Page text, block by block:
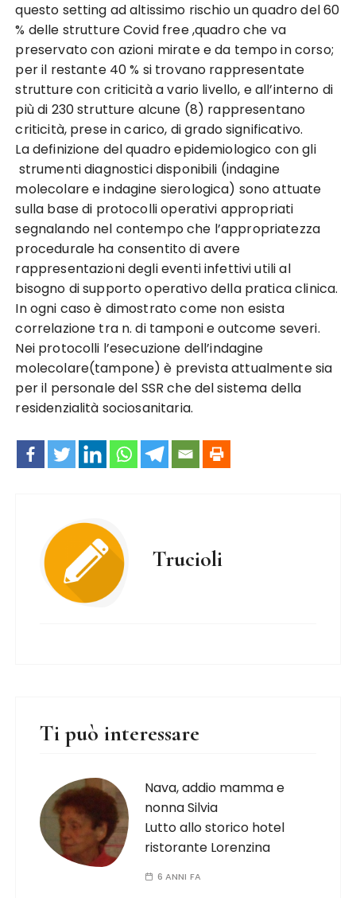
questo setting ad altissimo rischio un quadro del 60
% delle strutture Covid free ,quadro che va
preservato con azioni mirate e da tempo in corso;
per il restante 40 % si trovano rappresentate
strutture con criticità a vario livello, e all’interno di
più di 230 strutture alcune (8) rappresentano
criticità, prese in carico, di grado significativo.
La definizione del quadro epidemiologico con gli
strumenti diagnostici disponibili (indagine
molecolare e indagine sierologica) sono attuate
sulla base di protocolli operativi appropriati
segnalando nel contempo che l’appropriatezza
procedurale ha consentito di avere
rappresentazioni degli eventi infettivi utili al
bisogno di supporto operativo della pratica clinica.
In ogni caso è dimostrato come non esista
correlazione tra n. di tamponi e outcome severi.
Nei protocolli l’esecuzione dell’indagine
molecolare(tampone) è prevista attualmente sia
per il personale del SSR che del sistema della
residenzialità sociosanitaria.
Trucioli
Ti può interessare
Nava, addio mamma e
nonna Silvia
Lutto allo storico hotel
ristorante Lorenzina
6 ANNI FA